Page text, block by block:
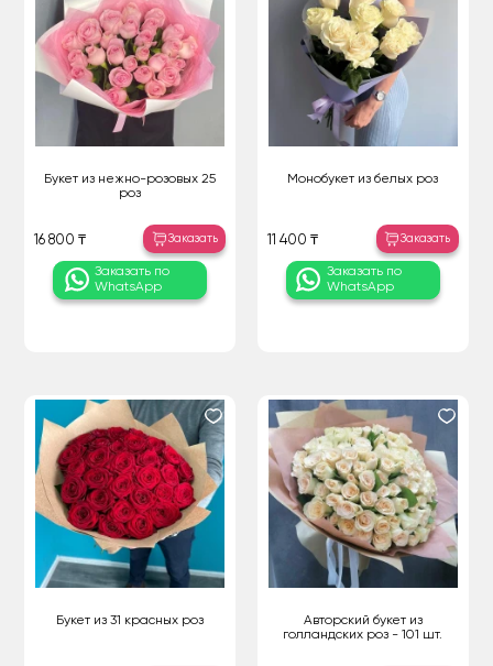
Букет из нежно-розовых 25
роз
16 800 ₸ Заказать
Заказать по
WhatsApp
Монобукет из белых роз
11 400 ₸ Заказать
Заказать по
WhatsApp
Букет из 31 красных роз
Авторский букет из
голландских роз - 101 шт.